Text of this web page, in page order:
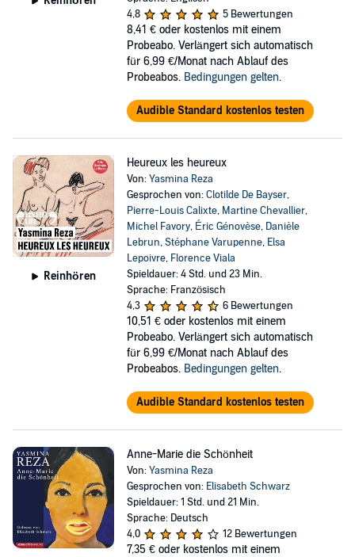
4,8
5 Bewertungen
8,41 € oder kostenlos mit einem
Probeabo. Verlängert sich automatisch
für 6,99 €/Monat nach Ablauf des
Probeabos. Bedingungen gelten.
Audible Standard kostenlos testen
Reinhören
Heureux les heureux
Von:Yasmina Reza
Gesprochen von:Clotilde De Bayser,
Pierre-Louis Calixte, Martine Chevallier,
Michel Favory, Éric Génovèse, Danièle
Lebrun,Stéphane Varupenne, Elsa
Lepoivre, Florence Viala
Spieldauer: 4 Std. und 23 Min.
Sprache: Französisch
4,3
6 Bewertungen
10,51 € oder kostenlos mit einem
Probeabo. Verlängert sich automatisch
für 6,99 €/Monat nach Ablauf des
Probeabos. Bedingungen gelten.
Audible Standard kostenlos testen
Anne-Marie die Schönheit
Von:Yasmina Reza
Gesprochen von: Elisabeth Schwarz
Spieldauer: 1 Std. und 21 Min.
Sprache: Deutsch
4,0
12 Bewertungen
7,35 € oder kostenlos mit einem